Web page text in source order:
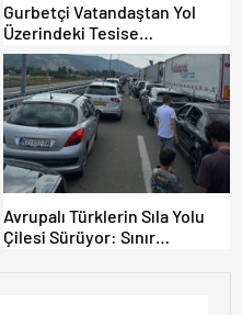
Gurbetçi Vatandaştan Yol
Üzerindeki Tesise
Dolandırıcılık İddiası:
“Hesabınızı Mutlaka Kontrol
Edin”
Avrupalı Türklerin Sıla Yolu
Çilesi Sürüyor: Sınır